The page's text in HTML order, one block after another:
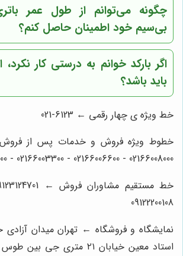
چگونه می‌توانم از طول عمر
بی‌سیم خود اطمینان حاصل کنم؟
اگر بارکد خوانم به درستی کار
باید باشد؟
خط ویژه ی چهار رقمی ← 6123-021
02166008000 - 02166006600 - 02166003300 - 02166003000
09122200108
نمایشگاه و فروشگاه ← تهران میدان آزادی
استاد معین خیابان ۲۱ متری